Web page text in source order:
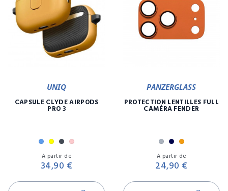
UNIQ
CAPSULE CLYDE AIRPODS
PRO 3
BleuJaune
NoirRose
A partir de
34,90 €
PANZERGLASS
PROTECTION LENTILLES FULL
CAMÉRA FENDER
Argent
MarineOrange
A partir de
24,90 €